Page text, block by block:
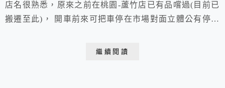
店名很熟悉，原來之前在桃園-蘆竹店已有品嚐過(目前已
搬遷至此)， 開車前來可把車停在市場對面立體公有停車
繼續閱讀